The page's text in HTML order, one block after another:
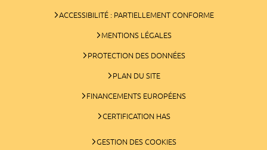
ACCESSIBILITÉ : PARTIELLEMENT CONFORME
MENTIONS LÉGALES
PROTECTION DES DONNÉES
PLAN DU SITE
FINANCEMENTS EUROPÉENS
CERTIFICATION HAS
GESTION DES COOKIES